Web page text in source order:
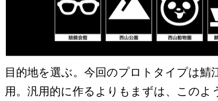
目的地を選ぶ。今回のプロトタイプは鯖
用。汎用的に作るよりもまずは、このよ